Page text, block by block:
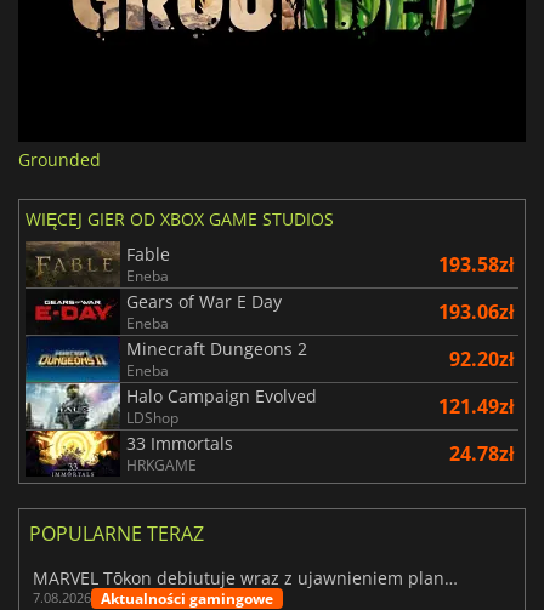
Grounded
WIĘCEJ GIER OD XBOX GAME STUDIOS
Fable
Eneba 193.58zł
Gears of War E Day
Eneba 193.06zł
Minecraft Dungeons 2
Eneba 92.20zł
Halo Campaign Evolved
LDShop 121.49zł
33 Immortals
HRKGAME 24.78zł
POPULARNE TERAZ
MARVEL Tōkon debiutuje wraz z ujawnieniem planu rozwoju na pierwszy rok
7.08.2026 Aktualności gamingowe